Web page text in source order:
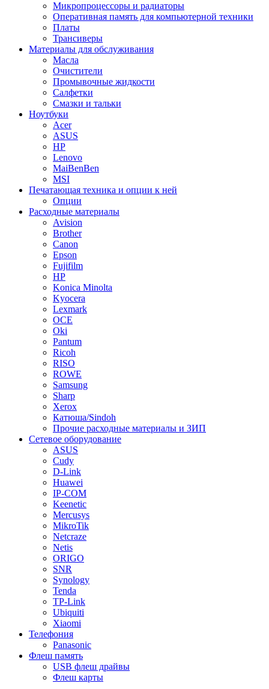
Микропроцессоры и радиаторы
Оперативная память для компьютерной техники
Платы
Трансиверы
Материалы для обслуживания
Масла
Очистители
Промывочные жидкости
Салфетки
Смазки и тальки
Ноутбуки
Acer
ASUS
HP
Lenovo
MaiBenBen
MSI
Печатающая техника и опции к ней
Опции
Расходные материалы
Avision
Brother
Canon
Epson
Fujifilm
HP
Konica Minolta
Kyocera
Lexmark
OCE
Oki
Pantum
Ricoh
RISO
ROWE
Samsung
Sharp
Xerox
Катюша/Sindoh
Прочие расходные материалы и ЗИП
Сетевое оборудование
ASUS
Cudy
D-Link
Huawei
IP-COM
Keenetic
Mercusys
MikroTik
Netcraze
Netis
ORIGO
SNR
Synology
Tenda
TP-Link
Ubiquiti
Xiaomi
Телефония
Panasonic
Флеш память
USB флеш драйвы
Флеш карты